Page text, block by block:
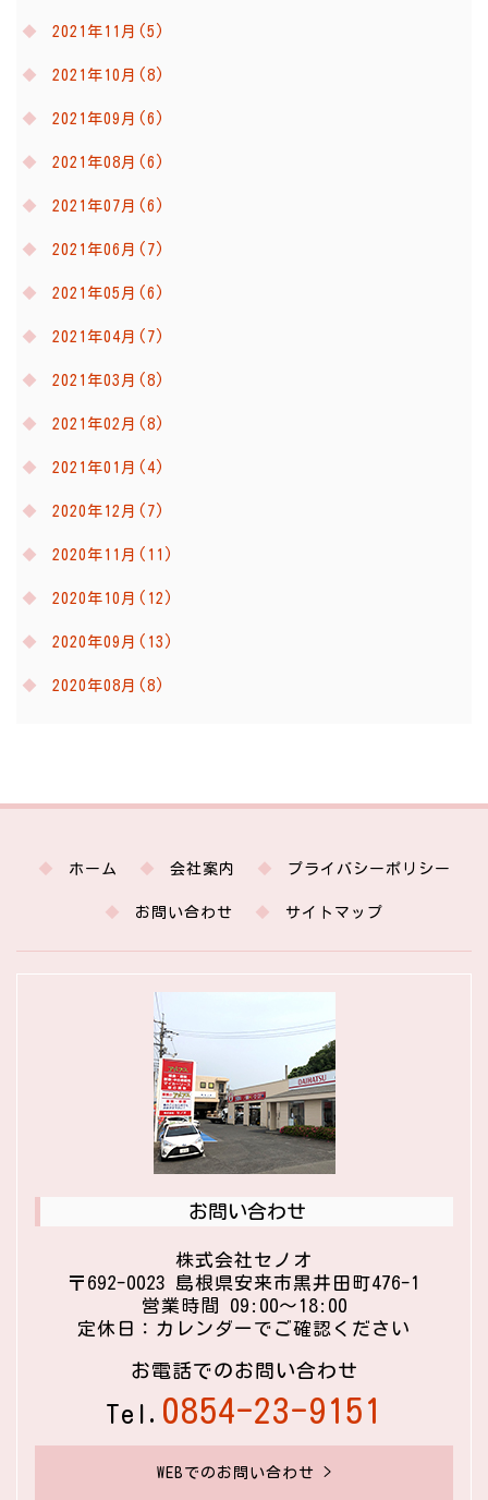
2021年11月(5)
2021年10月(8)
2021年09月(6)
2021年08月(6)
2021年07月(6)
2021年06月(7)
2021年05月(6)
2021年04月(7)
2021年03月(8)
2021年02月(8)
2021年01月(4)
2020年12月(7)
2020年11月(11)
2020年10月(12)
2020年09月(13)
2020年08月(8)
ホーム 会社案内 プライバシーポリシー
お問い合わせ サイトマップ
お問い合わせ
株式会社セノオ
〒692-0023 島根県安来市黒井田町476-1
営業時間 09:00〜18:00
定休日：カレンダーでご確認ください
お電話でのお問い合わせ
Tel. 0854-23-9151
WEBでのお問い合わせ >